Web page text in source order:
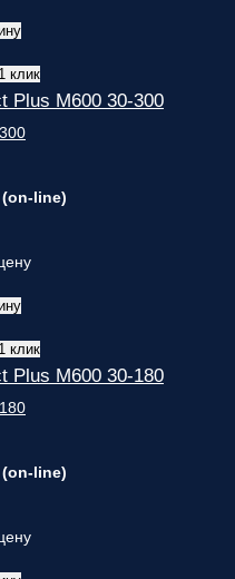
клик
M600 30-300
line)
клик
M600 30-180
line)